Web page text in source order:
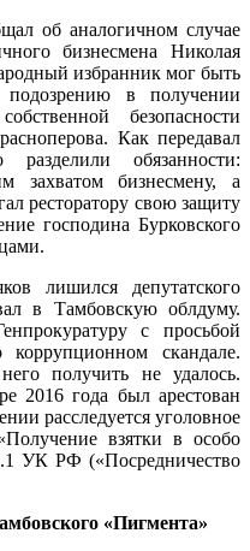
об аналогичном случае
бизнесмена Николая
избранник мог быть
подозрению в получении
безопасности
Как передавал
обязанности:
захватом бизнесмену, а
ресторатору свою защиту
господина Бурковского
лишился депутатского
в Тамбовскую облдуму.
с просьбой
скандале.
получить не удалось.
2016 года был арестован
расследуется уголовное
взятки в особо
УК РФ («Посредничество
«Пигмента»